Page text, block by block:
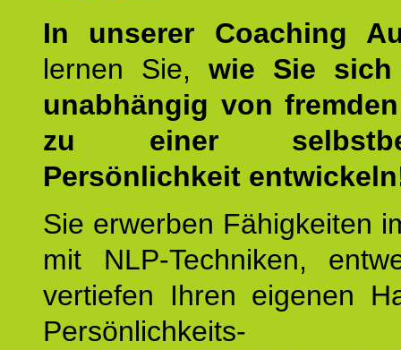
In unserer Coaching
lernen Sie, wie Sie
unabhängig von
zu einer
Persönlichkeit
Sie erwerben Fähigkeiten
mit NLP-Techniken,
vertiefen Ihren eigenen